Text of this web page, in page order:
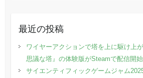
最近の投稿
ワイヤーアクションで塔を上に駆け上
思議な塔』の体験版がSteamで配信開始
サイエンティフィックゲームジャム